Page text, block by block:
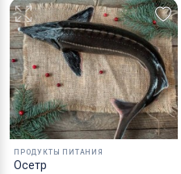
ПРОДУКТЫ ПИТАНИЯ
Осетр